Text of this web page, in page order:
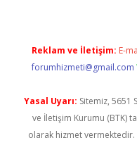
Reklam ve İletişim: E-
forumhizmeti@gmail.com
Yasal Uyarı: Sitemiz, 5651
ve İletişim Kurumu (BTK)
olarak hizmet